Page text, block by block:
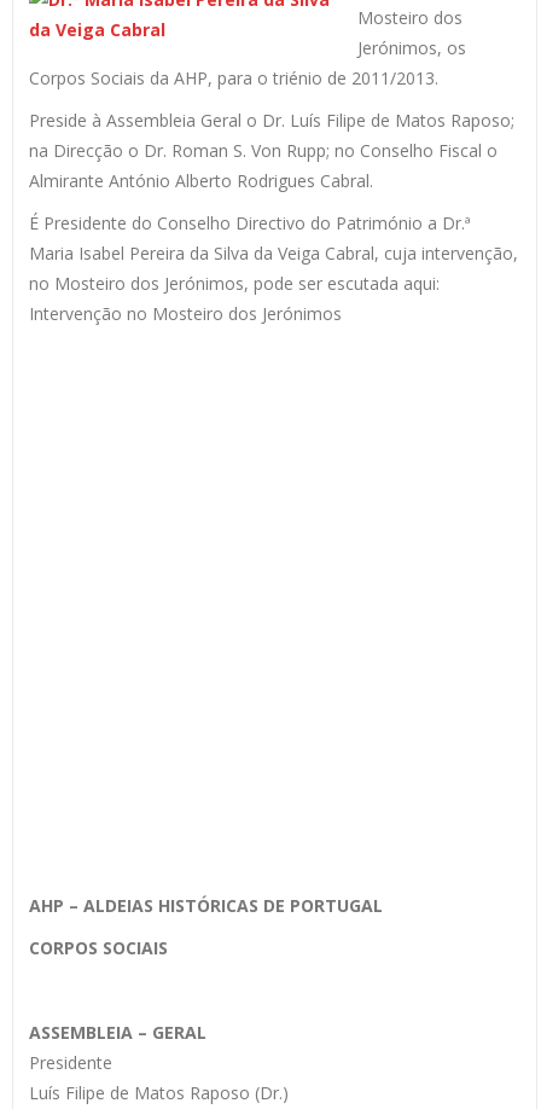
Mosteiro dos
Jerónimos, os
Corpos Sociais da AHP, para o triénio de 2011/2013.
Preside à Assembleia Geral o Dr. Luís Filipe de Matos Raposo;
na Direcção o Dr. Roman S. Von Rupp; no Conselho Fiscal o
Almirante António Alberto Rodrigues Cabral.
É Presidente do Conselho Directivo do Património a Dr.ª
Maria Isabel Pereira da Silva da Veiga Cabral, cuja intervenção,
no Mosteiro dos Jerónimos, pode ser escutada aqui:
Intervenção no Mosteiro dos Jerónimos
AHP – ALDEIAS HISTÓRICAS DE PORTUGAL
CORPOS SOCIAIS
ASSEMBLEIA – GERAL
Presidente
Luís Filipe de Matos Raposo (Dr.)